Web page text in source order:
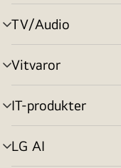
TV/Audio
menyväxling
Vitvaror
menyväxling
IT-produkter
menyväxling
LG AI
menyväxling